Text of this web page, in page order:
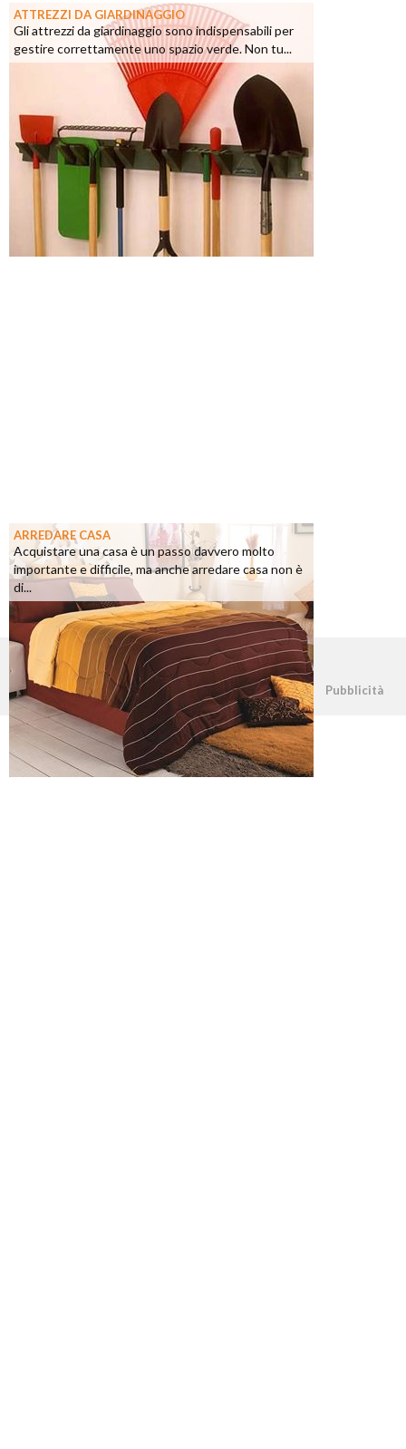
ATTREZZI DA GIARDINAGGIO
Gli attrezzi da giardinaggio sono indispensabili per
gestire correttamente uno spazio verde. Non tu...
ARREDARE CASA
Acquistare una casa è un passo davvero molto
importante e difficile, ma anche arredare casa non è
di...
©2026 - casapratica.net - p.iva 03338800984 Pubblicità